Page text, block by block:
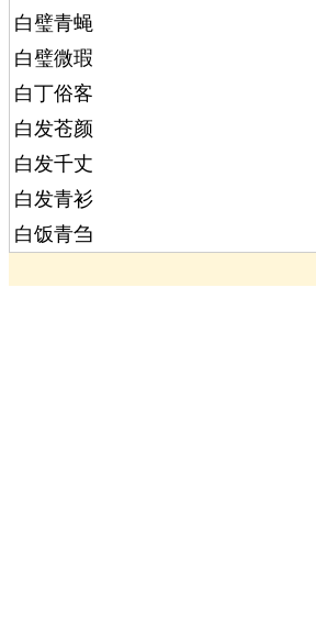
白璧青蝇
白璧微瑕
白丁俗客
白发苍颜
白发千丈
白发青衫
白饭青刍